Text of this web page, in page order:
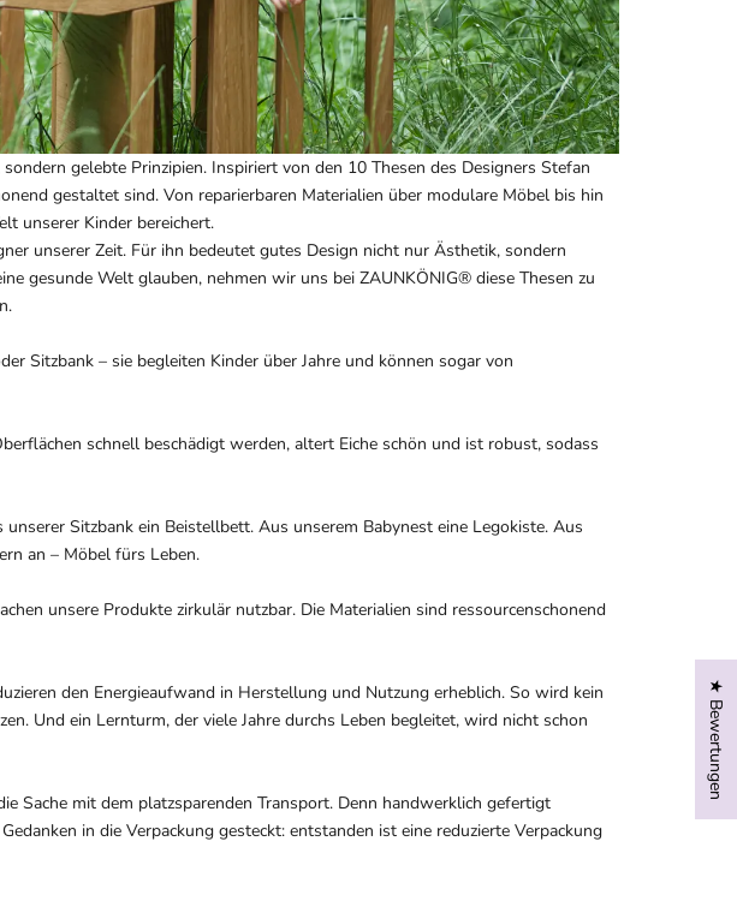
gelebte Prinzipien. Inspiriert von den 10 Thesen des Designers Stefan
gestaltet sind. Von reparierbaren Materialien über modulare Möbel bis hin
unserer Kinder bereichert.
unserer Zeit. Für ihn bedeutet gutes Design nicht nur Ästhetik, sondern
gesunde Welt glauben, nehmen wir uns bei ZAUNKÖNIG® diese Thesen zu
Sitzbank – sie begleiten Kinder über Jahre und können sogar von
schnell beschädigt werden, altert Eiche schön und ist robust, sodass
Sitzbank ein Beistellbett. Aus unserem Babynest eine Legokiste. Aus
an – Möbel fürs Leben.
unsere Produkte zirkulär nutzbar. Die Materialien sind ressourcenschonend
den Energieaufwand in Herstellung und Nutzung erheblich. So wird kein
Und ein Lernturm, der viele Jahre durchs Leben begleitet, wird nicht schon
Sache mit dem platzsparenden Transport. Denn handwerklich gefertigt
in die Verpackung gesteckt: entstanden ist eine reduzierte Verpackung
★ Bewertungen